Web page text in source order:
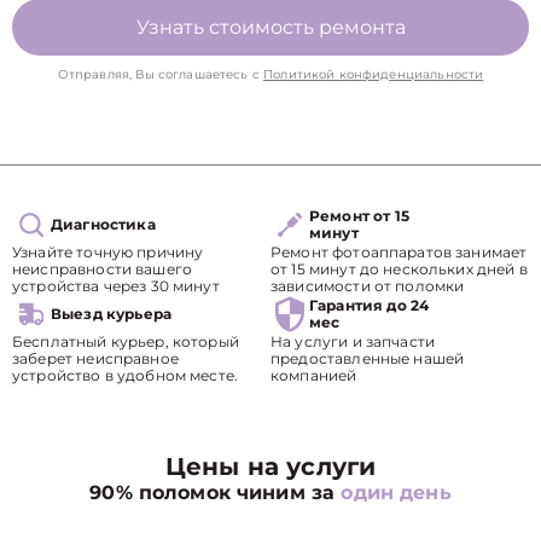
Узнать стоимость ремонта
Отправляя, Вы соглашаетесь с Политикой конфиденциальности
Диагностика
Узнайте точную причину
неисправности вашего
устройства через 30 минут
Ремонт от 15
минут
Ремонт фотоаппаратов занимает
от 15 минут до нескольких дней в
зависимости от поломки
Выезд курьера
Бесплатный курьер, который
заберет неисправное
устройство в удобном месте.
Гарантия до 24
мес
На услуги и запчасти
предоставленные нашей
компанией
Цены на услуги
90% поломок чиним заодин день